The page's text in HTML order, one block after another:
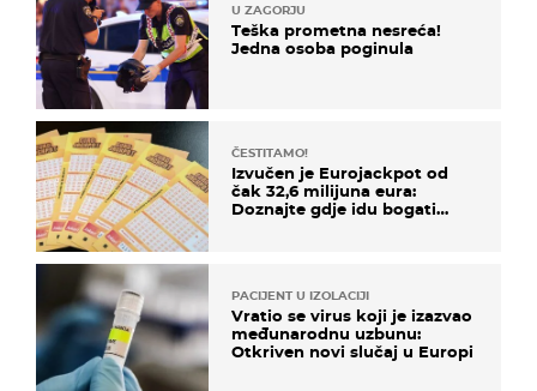
U ZAGORJU
Teška prometna nesreća!
Jedna osoba poginula
ČESTITAMO!
Izvučen je Eurojackpot od
čak 32,6 milijuna eura:
Doznajte gdje idu bogati
PACIJENT U IZOLACIJI
Vratio se virus koji je izazvao
međunarodnu uzbunu:
Otkriven novi slučaj u Europi